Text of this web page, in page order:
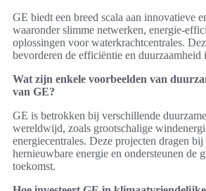
GE biedt een breed scala aan innovatieve
waaronder slimme netwerken, energie-
oplossingen voor waterkrachtcentrales.
bevorderen de efficiëntie en duurzaamheid
Wat zijn enkele voorbeelden van
van GE?
GE is betrokken bij verschillende
wereldwijd, zoals grootschalige
energiecentrales. Deze projecten dragen
hernieuwbare energie en ondersteunen de
toekomst.